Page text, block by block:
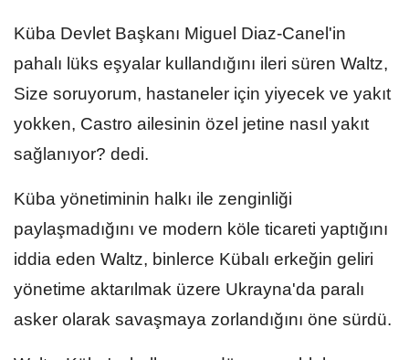
Küba Devlet Başkanı Miguel Diaz-Canel'in
pahalı lüks eşyalar kullandığını ileri süren Waltz,
Size soruyorum, hastaneler için yiyecek ve yakıt
yokken, Castro ailesinin özel jetine nasıl yakıt
sağlanıyor? dedi.
Küba yönetiminin halkı ile zenginliği
paylaşmadığını ve modern köle ticareti yaptığını
iddia eden Waltz, binlerce Kübalı erkeğin geliri
yönetime aktarılmak üzere Ukrayna'da paralı
asker olarak savaşmaya zorlandığını öne sürdü.